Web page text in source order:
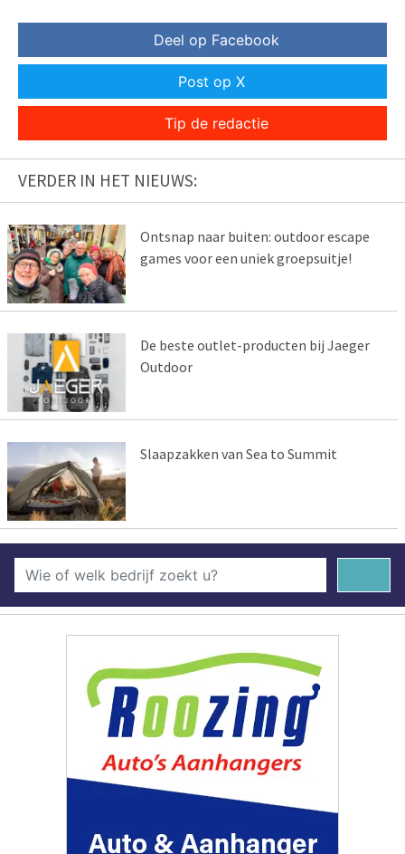
Deel op Facebook
Post op X
Tip de redactie
VERDER IN HET NIEUWS:
Ontsnap naar buiten: outdoor escape
games voor een uniek groepsuitje!
De beste outlet-producten bij Jaeger
Outdoor
Slaapzakken van Sea to Summit